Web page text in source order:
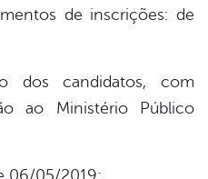
de inscrições: de
dos candidatos, com
ao Ministério Público